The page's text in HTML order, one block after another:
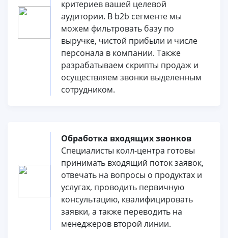
критериев вашей целевой
аудитории. В b2b сегменте мы
можем фильтровать базу по
выручке, чистой прибыли и числе
персонала в компании. Также
разрабатываем скрипты продаж и
осуществляем звонки выделенным
сотрудником.
Обработка входящих звонков
Специалисты колл-центра готовы
принимать входящий поток заявок,
отвечать на вопросы о продуктах и
услугах, проводить первичную
консультацию, квалифицировать
заявки, а также переводить на
менеджеров второй линии.